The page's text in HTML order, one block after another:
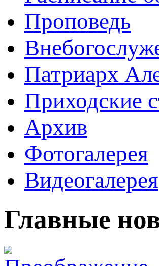
Проповедь
Патриарх
Приходские
Архив
Фотогалерея
Видеогалерея
Главные